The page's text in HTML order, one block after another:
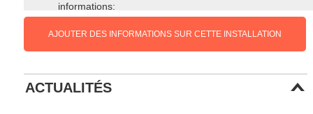
informations:
AJOUTER DES INFORMATIONS SUR CETTE INSTALLATION
ACTUALITÉS